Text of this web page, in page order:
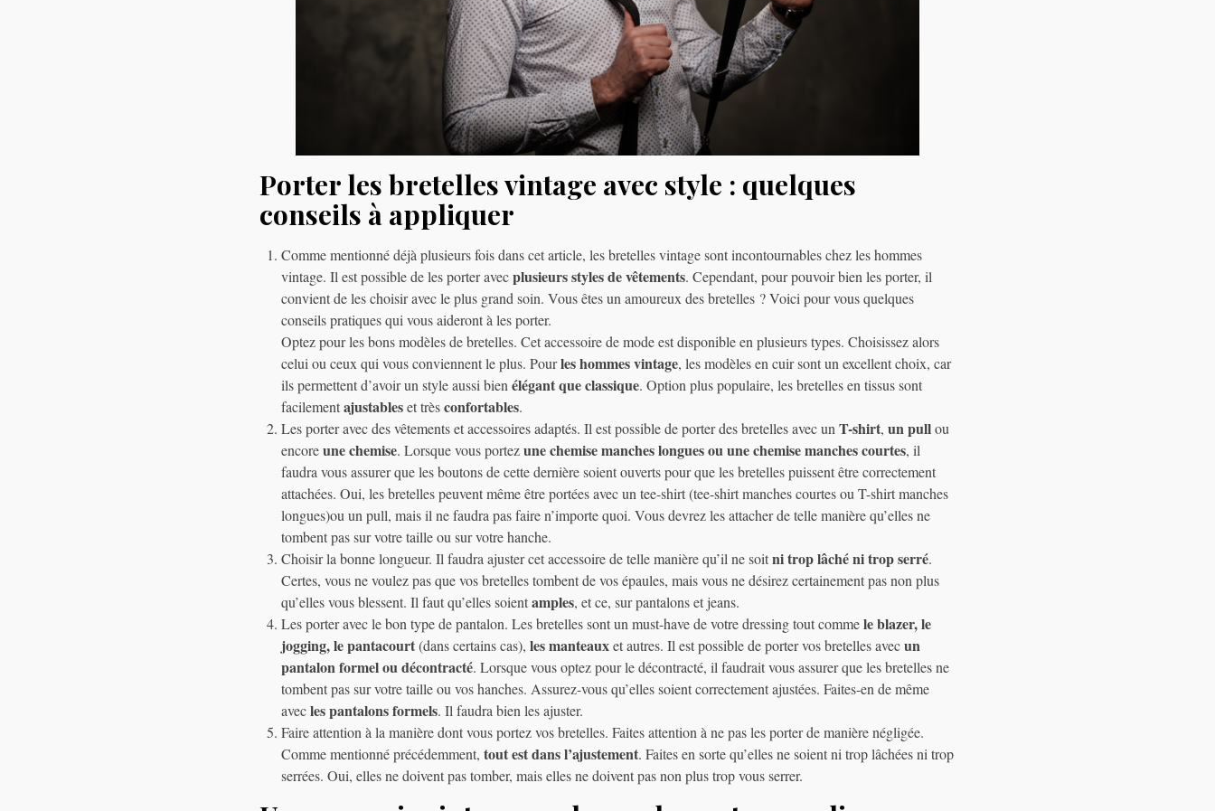
Porter les bretelles vintage avec style : quelques
conseils à appliquer
Comme mentionné déjà plusieurs fois dans cet article, les bretelles vintage sont incontournables chez les hommes
vintage. Il est possible de les porter avecplusieurs styles de vêtements. Cependant, pour pouvoir bien les porter, il
convient de les choisir avec le plus grand soin. Vous êtes un amoureux des bretelles ? Voici pour vous quelques
conseils pratiques qui vous aideront à les porter.
Optez pour les bons modèles de bretelles. Cet accessoire de mode est disponible en plusieurs types. Choisissez alors
celui ou ceux qui vous conviennent le plus. Pourles hommes vintage, les modèles en cuir sont un excellent choix, car
ils permettent d’avoir un style aussi bien élégant que classique. Option plus populaire, les bretelles en tissus sont
facilementajustableset trèsconfortables.
Les porter avec des vêtements et accessoires adaptés. Il est possible de porter des bretelles avec un T-shirt, un pullou
encoreune chemise. Lorsque vous portezune chemise manches longues ou une chemise manches courtes, il
faudra vous assurer que les boutons de cette dernière soient ouverts pour que les bretelles puissent être correctement
attachées. Oui, les bretelles peuvent même être portées avec un tee-shirt (tee-shirt manches courtes ou T-shirt manches
longues)ou un pull, mais il ne faudra pas faire n’importe quoi. Vous devrez les attacher de telle manière qu’elles ne
tombent pas sur votre taille ou sur votre hanche.
Choisir la bonne longueur. Il faudra ajuster cet accessoire de telle manière qu’il ne soitni trop lâché ni trop serré.
Certes, vous ne voulez pas que vos bretelles tombent de vos épaules, mais vous ne désirez certainement pas non plus
qu’elles vous blessent. Il faut qu’elles soientamples, et ce, sur pantalons et jeans.
Les porter avec le bon type de pantalon. Les bretelles sont un must-have de votre dressing tout commele blazer, le
jogging, le pantacourt(dans certains cas), les manteauxet autres. Il est possible de porter vos bretelles avecun
pantalon formel ou décontracté. Lorsque vous optez pour le décontracté, il faudrait vous assurer que les bretelles ne
tombent pas sur votre taille ou vos hanches. Assurez-vous qu’elles soient correctement ajustées. Faites-en de même
avecles pantalons formels. Il faudra bien les ajuster.
Faire attention à la manière dont vous portez vos bretelles. Faites attention à ne pas les porter de manière négligée.
Comme mentionné précédemment, tout est dans l’ajustement. Faites en sorte qu’elles ne soient ni trop lâchées ni trop
serrées. Oui, elles ne doivent pas tomber, mais elles ne doivent pas non plus trop vous serrer.